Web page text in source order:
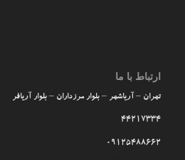
ارتباط با ما
تهران – آریاشهر – بلوار مرزداران – بلوار آریافر
44217334
09125488662